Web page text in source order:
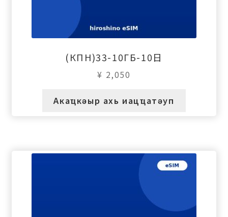
(КПН)33-10ГБ-10日
¥ 2,050
Акаҵкәыр ахь иацҵатәуп